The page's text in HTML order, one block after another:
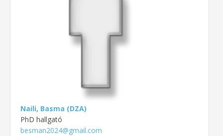
Naili, Basma (DZA)
PhD hallgató
besman2024@gmail.com